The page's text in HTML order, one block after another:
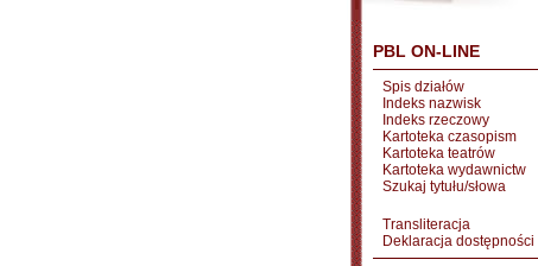
PBL ON-LINE
Spis działów
Indeks nazwisk
Indeks rzeczowy
Kartoteka czasopism
Kartoteka teatrów
Kartoteka wydawnictw
Szukaj tytułu/słowa
Transliteracja
Deklaracja dostępności